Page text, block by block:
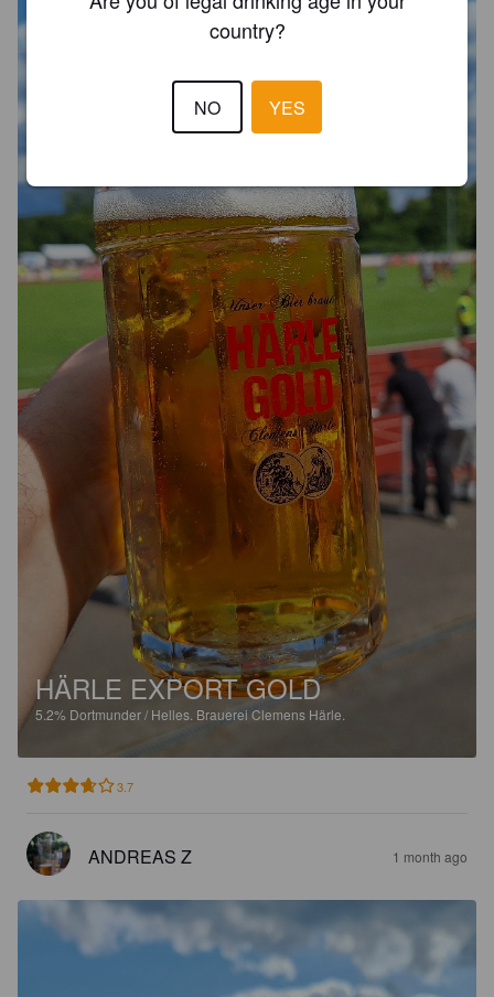
HÄRLE EXPORT GOLD
5.2% Dortmunder / Helles. Brauerei Clemens Härle.
3.7
ANDREAS Z 1 month ago
country?
NO YES